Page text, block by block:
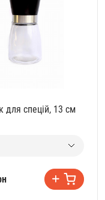
для спецій, 13 см